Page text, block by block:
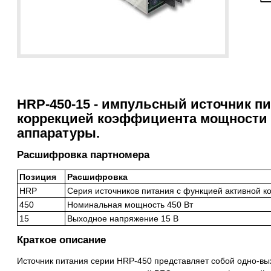
HRP-450-15 - импульсный источник
коррекцией коэффициента
аппаратуры.
Расшифровка партномера
Позиция
Расшифровка
HRP
Серия источников питания с функцией активной
450
Номинальная мощность 450 Вт
15
Выходное напряжение 15 В
Краткое описание
Источник питания серии HRP-450 представляет собой одно-